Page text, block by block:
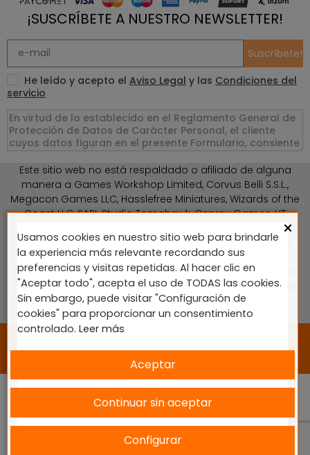
¡SUSCRÍBETE A NUESTRO NEWSLETTER!
Suscríbete!
He leído y acepto el Aviso Legal y las Condiciones del
servicio
Este sitio web no está respaldado o afiliado de alguna
manera a Games Workshop Limited, Corvus Belli S.S.L.,
Megacon Games LLC, Hasslefree Miniatures, Wizards of the
Coast LLC, SARL Studio Tomahawk, Osprey Games, HT
Entertainment, Warlord Games Ltd, The Ninth Age, World
Team Championship, Battlefront Miniatures NZ Ltd, DC
Comics, Knight Models, Three Stones Productos y Diseños
S.L., Paizo Inc, The Lord of the Rings, Wizkids, NECA LLC, Edge
Entertainment Studio SLU, Marvel, Fantasy Flight Games
(FFG), Disney, Lucasfilm Ltd.
2024 © Diseñado y desarrollado por tu equipo Imedia
Comunicación 🚀
×
Usamos cookies en nuestro sitio web para brindarle
la experiencia más relevante recordando sus
preferencias y visitas repetidas. Al hacer clic en
"Aceptar todo", acepta el uso de TODAS las cookies.
Sin embargo, puede visitar "Configuración de
cookies" para proporcionar un consentimiento
controlado. Leer más
Aceptar
Continuar sin aceptar
Configurar